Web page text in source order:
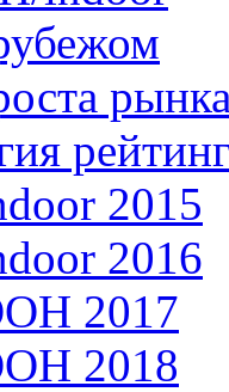
2015
2016
2017
2018